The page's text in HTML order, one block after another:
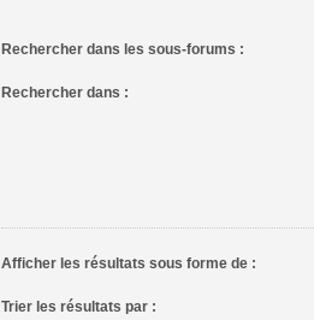
Rechercher dans les sous-forums :
Rechercher dans :
Afficher les résultats sous forme de :
Trier les résultats par :